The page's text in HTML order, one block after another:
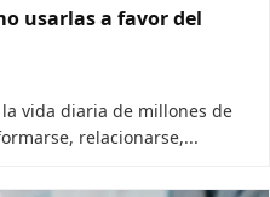
usarlas a favor del
vida diaria de millones de
relacionarse,...